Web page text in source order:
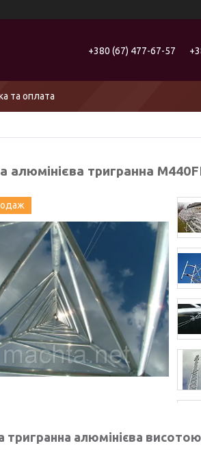
+380 (67) 477-67-57
та оплата
алюмінієва тригранна
тригранна алюмінієва